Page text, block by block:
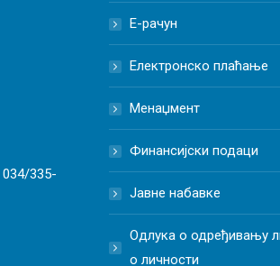
034/335-
Е-рачун
Електронско плаћање
Менаџмент
Финансијски подаци
Јавне набавке
Одлука о одређивању
о личности